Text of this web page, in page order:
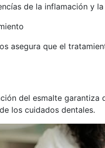
de la inflamación y
asegura que el
del esmalte garantiza
los cuidados dentales.